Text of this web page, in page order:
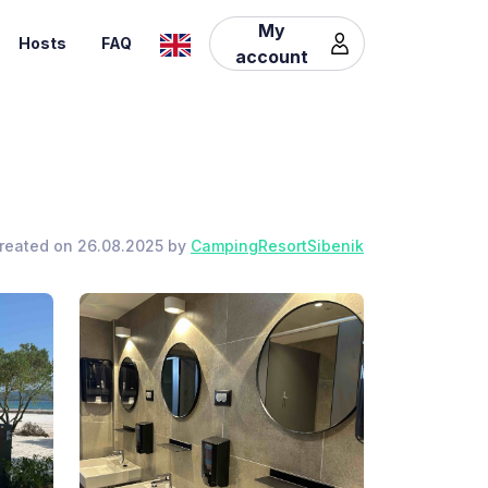
Hosts FAQ
My
account
on 26.08.2025 by CampingResortSibenik